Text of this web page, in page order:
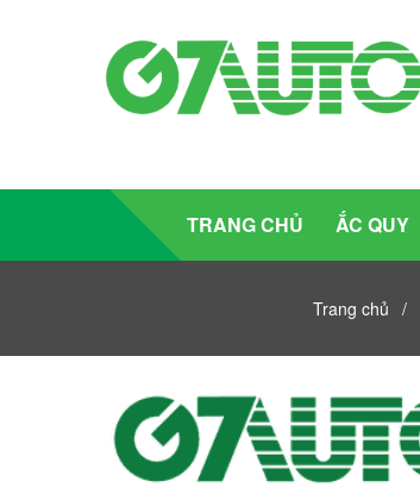
TRANG CHỦ ẮC QUY
Trang chủ /